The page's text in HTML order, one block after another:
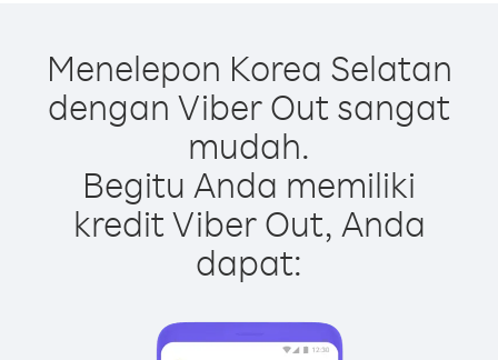
Menelepon Korea Selatan
dengan Viber Out sangat
mudah.
Begitu Anda memiliki
kredit Viber Out, Anda
dapat: